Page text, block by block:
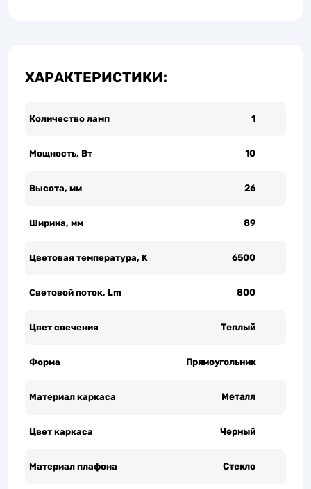
ХАРАКТЕРИСТИКИ:
Количество ламп 1
Мощность, Вт 10
Высота, мм 26
Ширина, мм 89
Цветовая температура, K 6500
Световой поток, Lm 800
Цвет свечения Теплый
Форма Прямоугольник
Материал каркаса Металл
Цвет каркаса Черный
Материал плафона Стекло